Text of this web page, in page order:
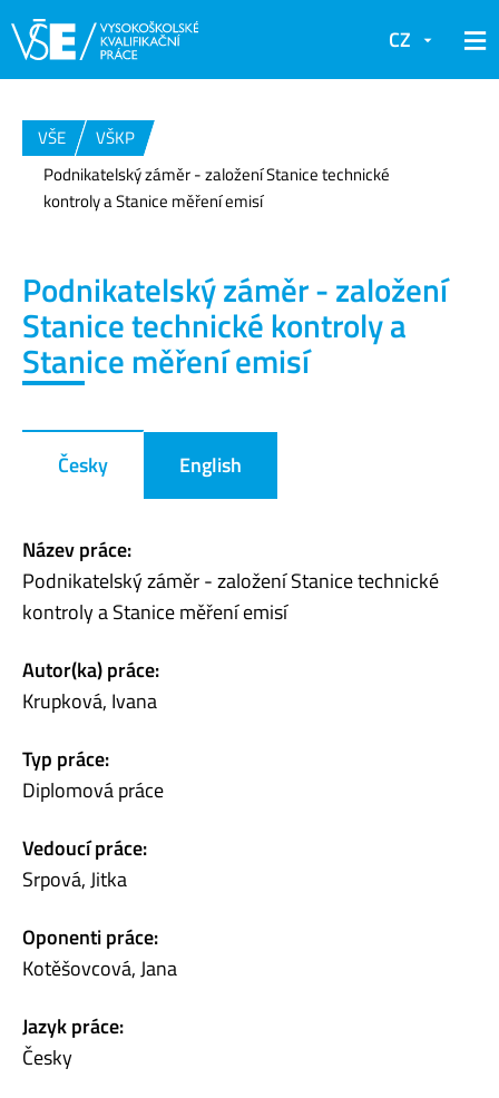
CZ
VŠE
VŠKP
Podnikatelský záměr - založení Stanice technické
kontroly a Stanice měření emisí
Podnikatelský záměr - založení
Stanice technické kontroly a
Stanice měření emisí
Česky English
Název práce:
Podnikatelský záměr - založení Stanice technické
kontroly a Stanice měření emisí
Autor(ka) práce:
Krupková, Ivana
Typ práce:
Diplomová práce
Vedoucí práce:
Srpová, Jitka
Oponenti práce:
Kotěšovcová, Jana
Jazyk práce:
Česky